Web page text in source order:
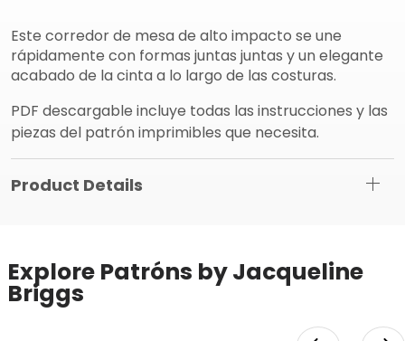
Este corredor de mesa de alto impacto se une
rápidamente con formas juntas juntas y un elegante
acabado de la cinta a lo largo de las costuras.
PDF descargable incluye todas las instrucciones y las
piezas del patrón imprimibles que necesita.
Product Details
Explore Patróns by Jacqueline
Briggs